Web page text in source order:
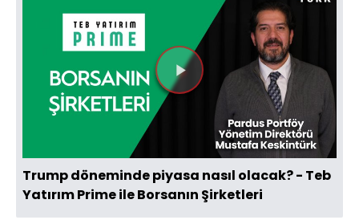
Videoyu
Oynat
Trump döneminde piyasa nasıl olacak? - Teb
Yatırım Prime ile Borsanın Şirketleri